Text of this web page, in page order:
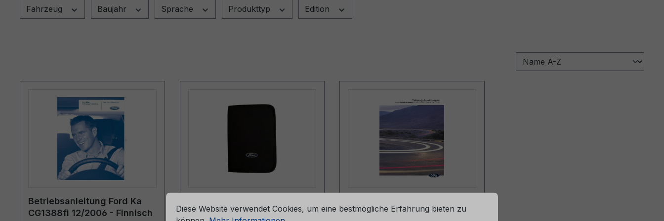
Fahrzeug Baujahr Sprache Produkttyp Edition
Betriebsanleitung Ford Ka
CG1388fi 12/2006 - Finnisch
6M51-7057-BA
06/2024 - Finnland
Cookie-Voreinstellungen
Mehr Informationen ...
Diese Website verwendet Cookies, um eine bestmögliche Erfahrung bieten zu